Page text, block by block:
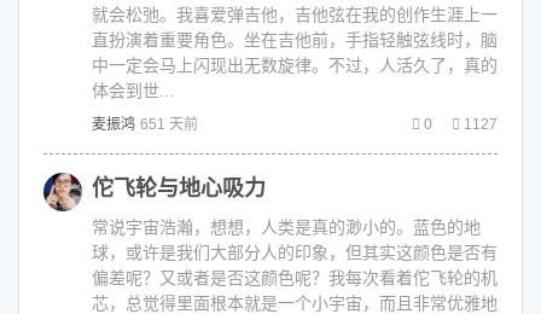
就会松弛。我喜爱弹吉他，吉他弦在我的创作生涯上一
直扮演着重要角色。坐在吉他前，手指轻触弦线时，脑
中一定会马上闪现出无数旋律。不过，人活久了，真的
体会到世...
麦振鸿 651 天前 0 1127
佗飞轮与地心吸力
常说宇宙浩瀚，想想，人类是真的渺小的。蓝色的地
球，或许是我们大部分人的印象，但其实这颜色是否有
偏差呢？又或者是否这颜色呢？我每次看着佗飞轮的机
芯，总觉得里面根本就是一个小宇宙，而且非常优雅地